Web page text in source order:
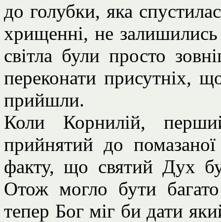
до голубки, яка
хрищенні, не
світла були просто
переконати присутніх,
прийшли.
Коли Корнилій,
прийнятий до
факту, що святий Дух
Отож могло бути багато
тепер Бог міг би дати